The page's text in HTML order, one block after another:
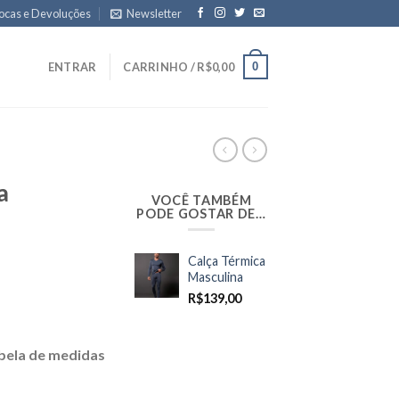
e Devoluções Newsletter
ENTRAR CARRINHO /R$0,00 0
de medidas
VOCÊ TAMBÉM
PODE GOSTAR DE…
Calça Térmica
Masculina
R$139,00